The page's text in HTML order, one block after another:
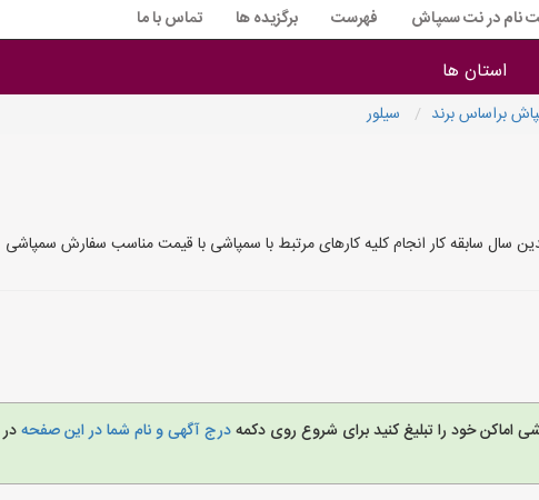
نام در نت سمپاش فهرست برگزیده ها تماس با ما
استان ها
براساس برند سیلور
سال سابقه کار انجام کلیه کارهای مرتبط با سمپاشی با قیمت مناسب سفارش سمپاشی
اماکن خود را تبلیغ کنید برای شروع روی دکمهدرج آگهی و نام شما در این صفحه